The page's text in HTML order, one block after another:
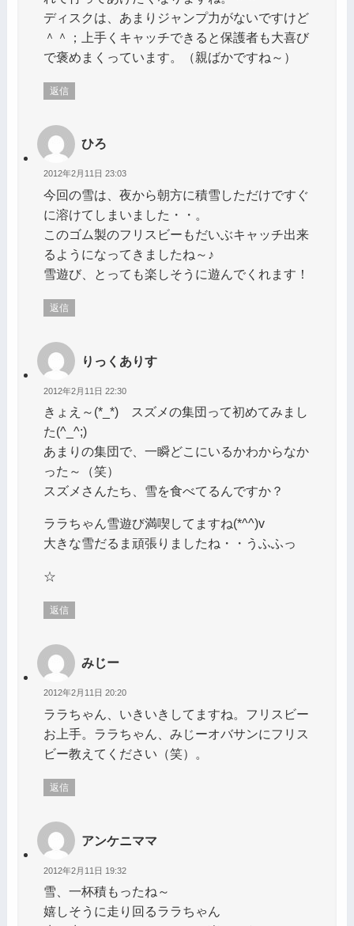
ディスクは、あまりジャンプ力がないですけど
＾＾；上手くキャッチできると保護者も大喜び
で褒めまくっています。（親ばかですね～）
返信
ひろ
2012年2月11日 23:03
今回の雪は、夜から朝方に積雪しただけですぐ
に溶けてしまいました・・。
このゴム製のフリスビーもだいぶキャッチ出来
るようになってきましたね～♪
雪遊び、とっても楽しそうに遊んでくれます！
返信
りっくありす
2012年2月11日 22:30
きょえ～(*_*) スズメの集団って初めてみまし
た(^_^;)
あまりの集団で、一瞬どこにいるかわからなか
った～（笑）
スズメさんたち、雪を食べてるんですか？
ララちゃん雪遊び満喫してますね(*^^)v
大きな雪だるま頑張りましたね・・うふふっ
☆
返信
みじー
2012年2月11日 20:20
ララちゃん、いきいきしてますね。フリスビー
お上手。ララちゃん、みじーオバサンにフリス
ビー教えてください（笑）。
返信
アンケニママ
2012年2月11日 19:32
雪、一杯積もったね～
嬉しそうに走り回るララちゃん